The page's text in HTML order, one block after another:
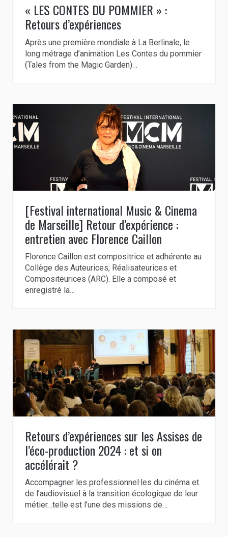
« LES CONTES DU POMMIER » :
Retours d’expériences
Après une première mondiale à La Berlinale, le
long métrage d’animation Les Contes du pommier
(Tales from the Magic Garden)…
[Festival international Music & Cinema
de Marseille] Retour d’expérience :
entretien avec Florence Caillon
Florence Caillon est compositrice et adhérente au
Collège des Auteurices, Réalisateurices et
Compositeurices (ARC). Elle a composé et
enregistré la…
Retours d’expériences sur les Assises de
l’éco-production 2024 : et si on
accélérait ?
Accompagner les professionnel·les du cinéma et
de l’audiovisuel à la transition écologique de leur
métier…telle est l’une des missions de…